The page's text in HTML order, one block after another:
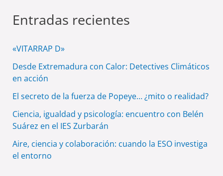
Entradas recientes
«VITARRAP D»
Desde Extremadura con Calor: Detectives Climáticos
en acción
El secreto de la fuerza de Popeye… ¿mito o realidad?
Ciencia, igualdad y psicología: encuentro con Belén
Suárez en el IES Zurbarán
Aire, ciencia y colaboración: cuando la ESO investiga
el entorno